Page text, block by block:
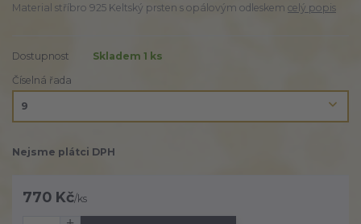
Material stříbro 925 Keltský prsten s opálovým odleskem celý popis
Dostupnost
Skladem 1 ks
Číselná řada
Nejsme plátci DPH
770 Kč/ks